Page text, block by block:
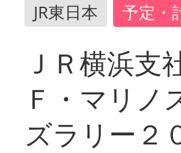
JR東日本 予定・
ＪＲ横浜
Ｆ・マリノ
ズラリー２